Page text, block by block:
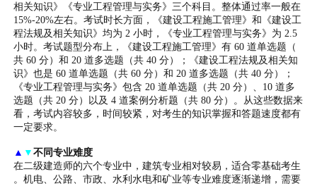
相关知识》《专业工程管理与实务》三个科目。整体通过率一般在
15%-20%左右。考试时长方面，《建设工程施工管理》和《建设工
程法规及相关知识》均为 2 小时，《专业工程管理与实务》为 2.5
小时。考试题型分布上，《建设工程施工管理》有 60 道单选题（
共 60 分）和 20 道多选题（共 40 分）；《建设工程法规及相关知
识》也是 60 道单选题（共 60 分）和 20 道多选题（共 40 分）；
《专业工程管理与实务》包含 20 道单选题（共 20 分）、10 道多
选题（共 20 分）以及 4 道案例分析题（共 80 分）。从这些数据来
看，考试内容较多，时间较紧，对考生的知识掌握和答题速度都有
一定要求。
▲ ▼不同专业难度
在二级建造师的六个专业中，建筑专业相对较易，适合零基础考生
。机电、公路、市政、水利水电和矿业等专业难度逐渐递增，需要